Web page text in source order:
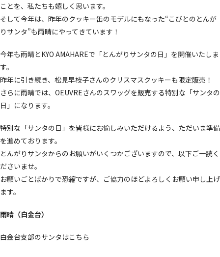
ことを、私たちも嬉しく思います。
そして今年は、昨年のクッキー缶のモデルにもなった“こびとのとんが
りサンタ”も雨晴にやってきています！
今年も雨晴とKYO AMAHAREで「とんがりサンタの日」を開催いたしま
す。
昨年に引き続き、松見早枝子さんのクリスマスクッキーも限定販売！
さらに雨晴では、OEUVREさんのスワッグを販売する特別な「サンタの
日」になります。
特別な「サンタの日」を皆様にお愉しみいただけるよう、ただいま準備
を進めております。
とんがりサンタからのお願いがいくつかございますので、以下ご一読く
ださいませ。
お願いごとばかりで恐縮ですが、ご協力のほどよろしくお願い申し上げ
ます。
雨晴（白金台）
白金台支部のサンタはこちら